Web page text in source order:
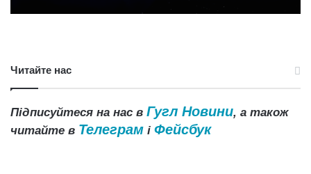
Читайте нас
Підписуйтеся на нас в Гугл Новини, а також
читайте в Телеграм і Фейсбук